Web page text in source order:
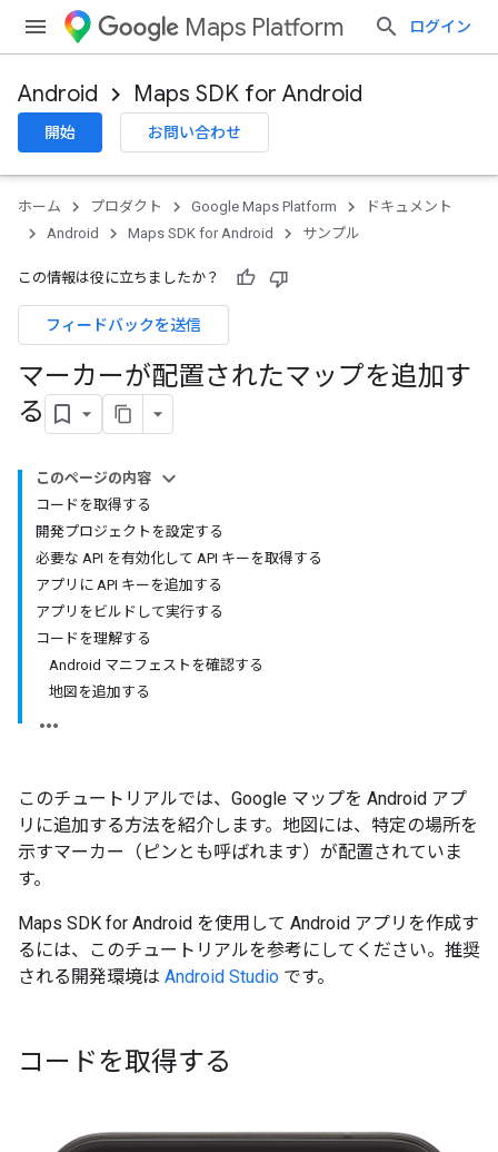
Maps Platform ログイン
Android Maps SDK for Android
開始 お問い合わせ
ホーム プロダクト Google Maps Platform
ドキュメント
Android
Maps SDK for Android サンプル
この情報は役に立ちましたか？
フィードバックを送信
マーカーが配置されたマップを追加す
る
このページの内容
コードを取得する
開発プロジェクトを設定する
必要な API を有効化して API キーを取得する
アプリに API キーを追加する
アプリをビルドして実行する
コードを理解する
Android マニフェストを確認する
地図を追加する
このチュートリアルでは、Google マップを Android アプ
リに追加する方法を紹介します。地図には、特定の場所を
示すマーカー（ピンとも呼ばれます）が配置されていま
す。
Maps SDK for Android を使用して Android アプリを作成す
るには、このチュートリアルを参考にしてください。推奨
される開発環境は Android Studio です。
コードを取得する